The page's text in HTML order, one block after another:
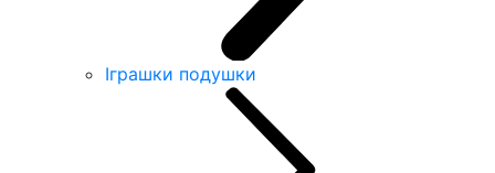
Іграшки подушки